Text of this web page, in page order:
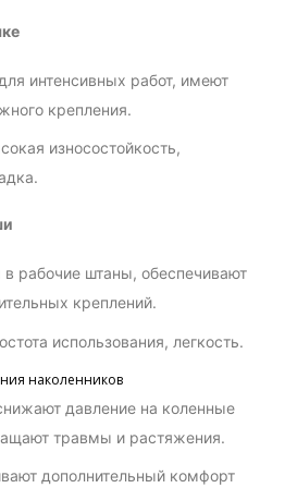
интенсивных работ, имеют
крепления.
износостойкость,
в рабочие штаны, обеспечивают
креплений.
использования, легкость.
наколенников
давление на коленные
травмы и растяжения.
дополнительный комфорт